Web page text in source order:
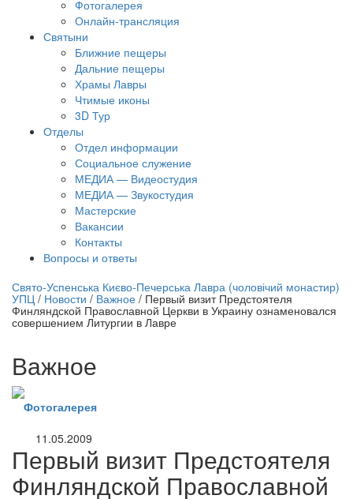
Фотогалерея
Онлайн-трансляция
Святыни
Ближние пещеры
Дальние пещеры
Храмы Лавры
Чтимые иконы
3D Тур
Отделы
Отдел информации
Социальное служение
МЕДИА — Видеостудия
МЕДИА — Звукостудия
Мастерские
Вакансии
Контакты
Вопросы и ответы
трансляция | 12 сентября
трансляции
Свято-Успенська Києво-Печерська Лавра (чоловічий монастир)
УПЦ / Новости / Важное / Первый визит Предстоятеля
Финляндской Православной Церкви в Украину ознаменовался
совершением Литургии в Лавре
Важное
Фотогалерея
11.05.2009
Первый визит Предстоятеля
Финляндской Православной